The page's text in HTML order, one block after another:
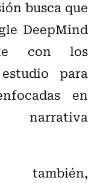
busca que
DeepMind
con los
para
en
también,